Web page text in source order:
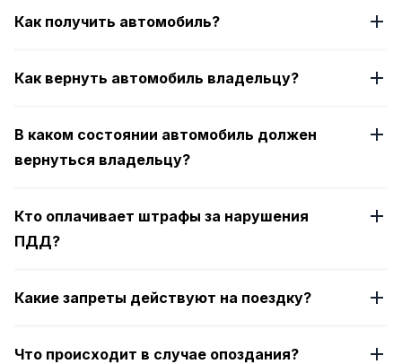
Как получить автомобиль?
Как вернуть автомобиль владельцу?
В каком состоянии автомобиль должен
вернуться владельцу?
Кто оплачивает штрафы за нарушения
ПДД?
Какие запреты действуют на поездку?
Что происходит в случае опоздания?